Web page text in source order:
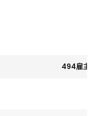
494雇主